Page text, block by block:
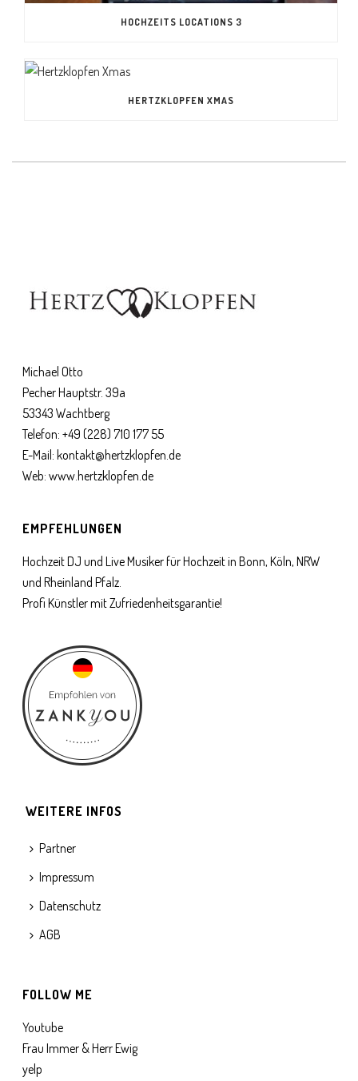
HOCHZEITS LOCATIONS 3
HERTZKLOPFEN XMAS
Michael Otto
Pecher Hauptstr. 39a
53343 Wachtberg
Telefon:+49 (228) 710 177 55
E-Mail: kontakt@hertzklopfen.de
Web:www.hertzklopfen.de
EMPFEHLUNGEN
Hochzeit DJ und Live Musiker für Hochzeit in Bonn, Köln, NRW
und Rheinland Pfalz.
Profi Künstler mit Zufriedenheitsgarantie!
WEITERE INFOS
Partner
Impressum
Datenschutz
AGB
FOLLOW ME
Youtube
Frau Immer & Herr Ewig
yelp